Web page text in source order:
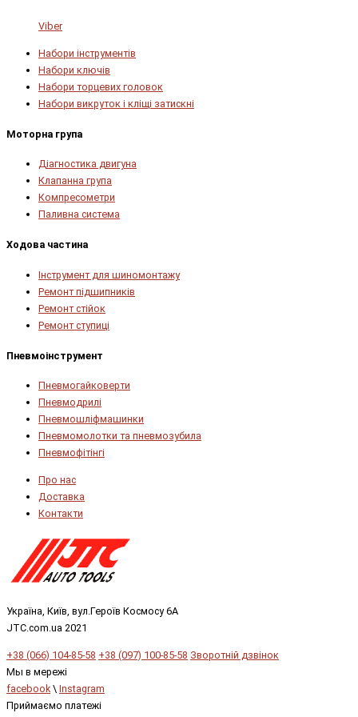
Viber
Набори інструментів
Набори ключів
Набори торцевих головок
Набори викруток і кліщі затискні
Моторна група
Діагностика двигуна
Клапанна група
Компресометри
Паливна система
Ходова частина
Інструмент для шиномонтажу
Ремонт підшипників
Ремонт стійок
Ремонт ступиці
Пневмоінструмент
Пневмогайковерти
Пневмодрилі
Пневмошліфмашинки
Пневмомолотки та пневмозубила
Пневмофітінгі
Про нас
Доставка
Контакти
Україна, Київ, вул.Героїв Космосу 6А
JTC.com.ua 2021
+38 (066) 104-85-58 +38 (097) 100-85-58 Зворотній дзвінок
Мы в мережі
facebook \ Instagram
Приймаємо платежі